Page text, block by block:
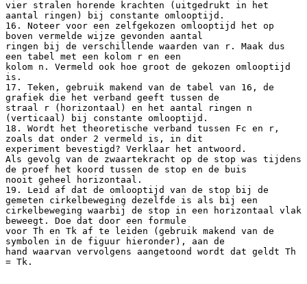
vier stralen horende krachten (uitgedrukt in het
aantal ringen) bij constante omlooptijd.
16. Noteer voor een zelfgekozen omlooptijd het op
boven vermelde wijze gevonden aantal
ringen bij de verschillende waarden van r. Maak dus
een tabel met een kolom r en een
kolom n. Vermeld ook hoe groot de gekozen omlooptijd
is.
17. Teken, gebruik makend van de tabel van 16, de
grafiek die het verband geeft tussen de
straal r (horizontaal) en het aantal ringen n
(verticaal) bij constante omlooptijd.
18. Wordt het theoretische verband tussen Fc en r,
zoals dat onder 2 vermeld is, in dit
experiment bevestigd? Verklaar het antwoord.
Als gevolg van de zwaartekracht op de stop was tijdens
de proef het koord tussen de stop en de buis
nooit geheel horizontaal.
19. Leid af dat de omlooptijd van de stop bij de
gemeten cirkelbeweging dezelfde is als bij een
cirkelbeweging waarbij de stop in een horizontaal vlak
beweegt. Doe dat door een formule
voor Th en Tk af te leiden (gebruik makend van de
symbolen in de figuur hieronder), aan de
hand waarvan vervolgens aangetoond wordt dat geldt Th